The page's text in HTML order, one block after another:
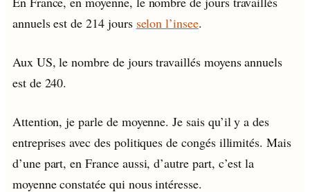
annuels est de 214 jours selon l’insee.
Aux US, le nombre de jours travaillés moyens annuels
est de 240.
Attention, je parle de moyenne. Je sais qu’il y a des
entreprises avec des politiques de congés illimités. Mais
d’une part, en France aussi, d’autre part, c’est la
moyenne constatée qui nous intéresse.